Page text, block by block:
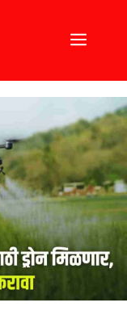
Menu